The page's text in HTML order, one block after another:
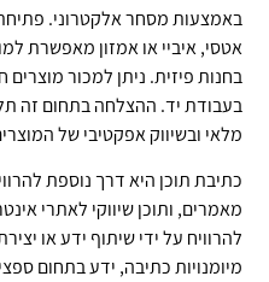
באמצעות מסחר אלקטרוני.
אטסי, איביי או אמזון מאפשרת
בחנות פיזית. ניתן למכור מוצרים
בעבודת יד. ההצלחה בתחום זה
מלאי ובשיווק אפקטיבי של
כתיבת תוכן היא דרך נוספת
מאמרים, ותוכן שיווקי לאתרי
להרוויח על ידי שיתוף ידע או
מיומנויות כתיבה, ידע בתחום